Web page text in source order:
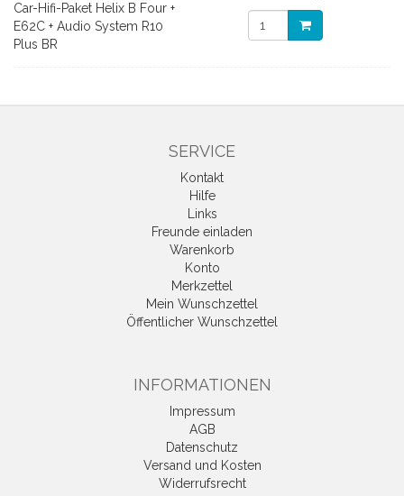
Car-Hifi-Paket Helix B Four +
E62C + Audio System R10
Plus BR
SERVICE
Kontakt
Hilfe
Links
Freunde einladen
Warenkorb
Konto
Merkzettel
Mein Wunschzettel
Öffentlicher Wunschzettel
INFORMATIONEN
Impressum
AGB
Datenschutz
Versand und Kosten
Widerrufsrecht